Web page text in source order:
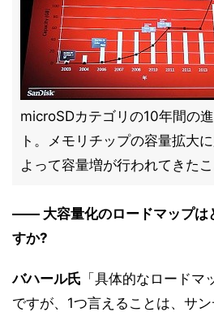
microSDカテゴリの10年間の
ト。メモリチップの容量拡大
よって容量増が行われてきた
―― 大容量化のロードマップは
すか?
バハール氏 「具体的なロード
ですが、1つ言えることは、サ